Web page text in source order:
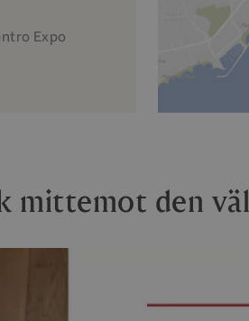
Expo
mittemot den